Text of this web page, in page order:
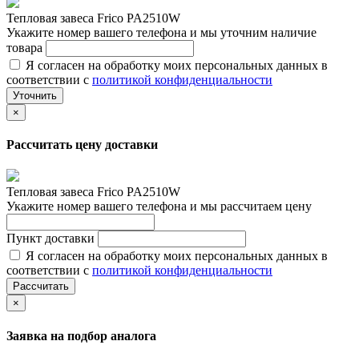
Тепловая завеса Frico PA2510W
Укажите номер вашего телефона и мы уточним наличие
товара
Я согласен на обработку моих персональных данных в
соответствии с политикой конфиденциальности
Уточнить
×
Рассчитать цену доставки
Тепловая завеса Frico PA2510W
Укажите номер вашего телефона и мы рассчитаем цену
Пункт доставки
Я согласен на обработку моих персональных данных в
соответствии с политикой конфиденциальности
Рассчитать
×
Заявка на подбор аналога